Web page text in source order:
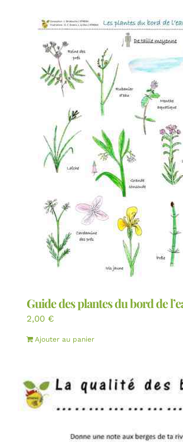
Guide des plantes du bord de
2,00 €
Ajouter au panier